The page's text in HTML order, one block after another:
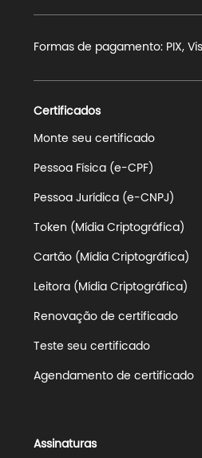
Formas de pagamento: PIX,
Certificados
Monte seu certificado
Pessoa Física (e-CPF)
Pessoa Jurídica (e-CNPJ)
Token (Mídia Criptográfica)
Cartão (Mídia Criptográfica)
Leitora (Mídia Criptográfica)
Renovação de certificado
Teste seu certificado
Agendamento de certificado
Assinaturas